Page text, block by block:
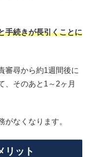
手続きが長引くことに
審尋から約1週間後に
、そのあと1～2ヶ月
がなくなります。
リット